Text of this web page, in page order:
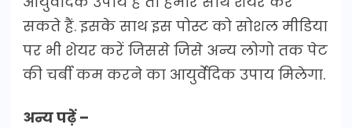
सकते हैं. इसके साथ इस पोस्ट को सोशल मीडिया
पर भी शेयर करें जिससे जिसे अन्य लोगो तक पेट
की चर्बी कम करने का आयुर्वेदिक उपाय मिलेगा.
अन्य पढ़ें –